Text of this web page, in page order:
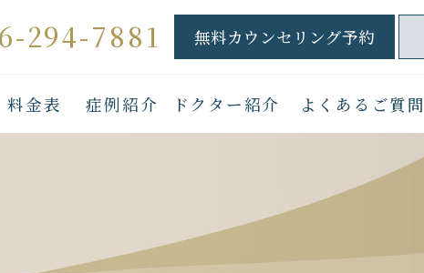
294-7881 無料カウンセリング予約
料金表 症例紹介 ドクター紹介 よくあるご質問